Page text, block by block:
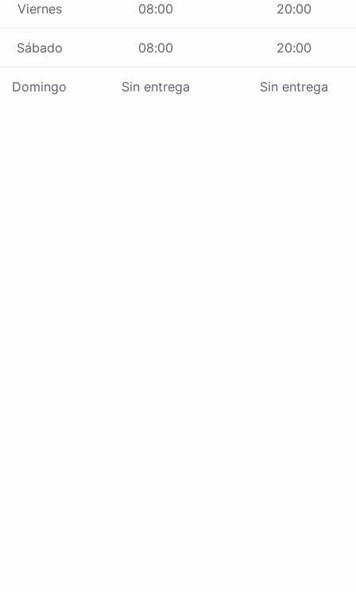
Viernes 08:00 20:00
Sábado 08:00 20:00
Domingo Sin entrega Sin entrega